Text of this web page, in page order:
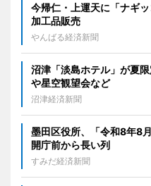
今帰仁・上運天に「ナギ
加工品販売
やんばる経済新聞
沼津「淡島ホテル」が夏
や星空観望会など
沼津経済新聞
墨田区役所、「令和8年8
開庁前から長い列
すみだ経済新聞